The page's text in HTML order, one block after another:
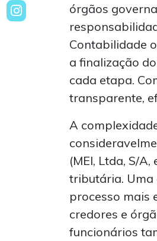
órgãos
Contabilidade
a finalização
cada etapa.
transparente,
A
(MEI, Ltda, S/
tributária. Uma
processo mais
credores e
funcionários